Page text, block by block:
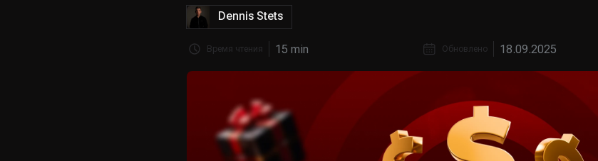
Dennis Stets
Время чтения 15 min Обновлено 18.09.2025